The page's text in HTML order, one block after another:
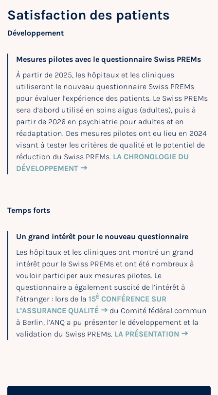
Satisfaction des patients
Développement
Mesures pilotes avec le questionnaire Swiss PREMs
À partir de 2025, les hôpitaux et les cliniques
utiliseront le nouveau questionnaire Swiss PREMs
pour évaluer l’expérience des patients. Le Swiss PREMs
sera d’abord utilisé en soins aigus (adultes), puis à
partir de 2026 en psychiatrie pour adultes et en
réadaptation. Des mesures pilotes ont eu lieu en 2024
visant à tester les critères de qualité et le potentiel de
réduction du Swiss PREMs. LA CHRONOLOGIE DU
DÉVELOPPEMENT
Temps forts
Un grand intérêt pour le nouveau questionnaire
Les hôpitaux et les cliniques ont montré un grand
intérêt pour le Swiss PREMs et ont été nombreux à
vouloir participer aux mesures pilotes. Le
questionnaire a également suscité de l’intérêt à
l’étranger : lors de la 15È CONFÉRENCE SUR
L’ASSURANCE QUALITÉ
du Comité fédéral commun
à Berlin, l’ANQ a pu présenter le développement et la
validation du Swiss PREMs. LA PRÉSENTATION